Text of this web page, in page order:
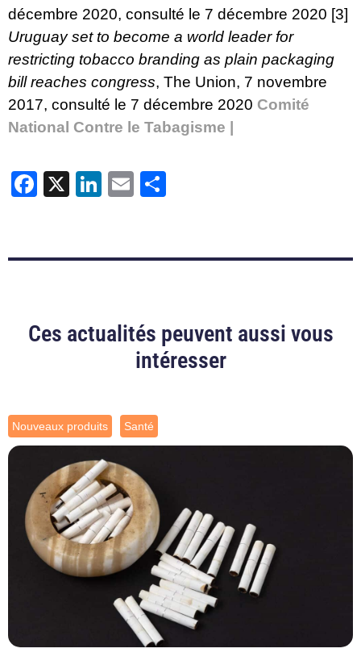
décembre 2020, consulté le 7 décembre 2020 [3]
Uruguay set to become a world leader for
restricting tobacco branding as plain packaging
bill reaches congress, The Union, 7 novembre
2017, consulté le 7 décembre 2020 Comité
National Contre le Tabagisme |
Facebook
X LinkedIn
Email
Ces actualités peuvent aussi vous
intéresser
Nouveaux produits Santé